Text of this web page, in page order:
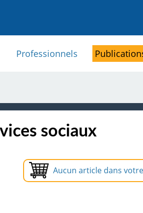
Professionnels
sociaux
Aucun article dans